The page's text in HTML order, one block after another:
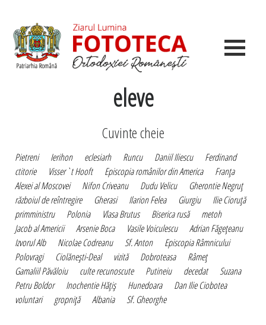
eleve
Cuvinte cheie
Pietreni Ierihon eclesiarh Runcu Daniil Iliescu
Ferdinand
ctitorie
Visser`t Hooft Episcopia românilor din America
Franţa
Alexei al Moscovei
Nifon Criveanu Dudu Velicu
Gherontie Negruţ
războiul de reîntregire
Gherasi Ilarion Felea Giurgiu
Ilie Cioruţă
primministru
Polonia Vlasa Brutus Biserica rusă
metoh
Jacob al Americii
Arsenie Boca Vasile Voiculescu
Adrian Făgeţeanu
Izvorul Alb
Nicolae Codreanu Sf. Anton
Episcopia Râmnicului
Polovragi
Ciolăneşti-Deal vizită Dobroteasa
Râmeţ
Gamaliil Păvăloiu
culte recunoscute Putineiu decedat
Suzana
Petru Boldor
Inochentie Hăţiş Hunedoara
Dan Ilie Ciobotea
voluntari
gropniţă Albania Sf. Gheorghe